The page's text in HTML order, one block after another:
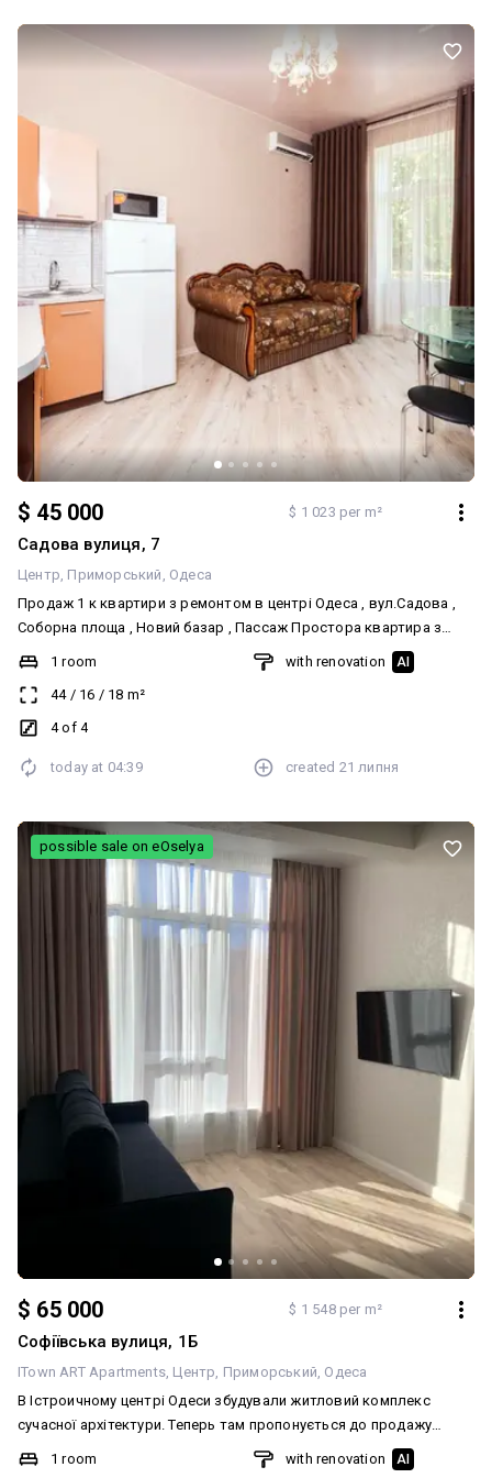
інженерних комунікацій. Збережено діючий камін, який
підкреслює атмосферу історичного будинку. На просторій
лоджії встановлено теплу підлогу, що створює додатковий
комфортний простір для відпочинку або роботи. Для нагріву
води встановлено бойлер. ЛОКАЦІЯ Історичний центр Одеси,
вулиця Італійська, 14 — пам’ятка архітектури 1887 року. Закритий
двір, доглянута парадна з мармуровими сходами. У пішій
доступності Дерибасівська, Оперний театр, Міський сад, кафе,
ресторани, бізнес-центри та зручна транспортна розв’язка.
Історичний центр — це обмежена пропозиція та локація, яка
традиційно зберігає високу інвестиційну привабливість. За
додатковою інформацією та відеооглядом - звертайтесь у
дірект.
$ 45 000 $ 1 023 per m²
Садова вулиця, 7
Центр Приморський Одеса
Продаж 1 к квартири з ремонтом в центрі Одеса , вул.Садова ,
Соборна площа , Новий базар , Пассаж Простора квартира з
ремонтом , балконом Меблі і техніки Парадна з мармуровими
кв.м Розпланована в кухню-вітальню і окремо спальню Висота
стелі 3.5 м
1 room
44/ 16 / 18 m²
4 of 4
with renovation AI
today at 04:39 created 21 липня
$ 65 000 $ 1 548 per m²
Софіївська вулиця, 1Б
ITown ART Apartments Центр Приморський Одеса
В Істроичному центрі Одеси збудували житловий комплекс
сучасної архітектури. Теперь там пропонується до продажу
однокімнатна квартира. Після дванадцятої дня тут сонце світить
прямо у вікна, то ж, приємно й тепло буде знаходитись у квартирі
1 room
with renovation AI
possible sale on eOselya